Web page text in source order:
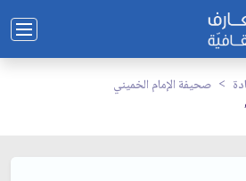
صحيفة الإمام الخميني